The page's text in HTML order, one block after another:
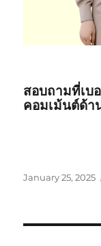
สอบถามที่เบ
คอมเม้นต์ด้า
Posted
January 25, 2025